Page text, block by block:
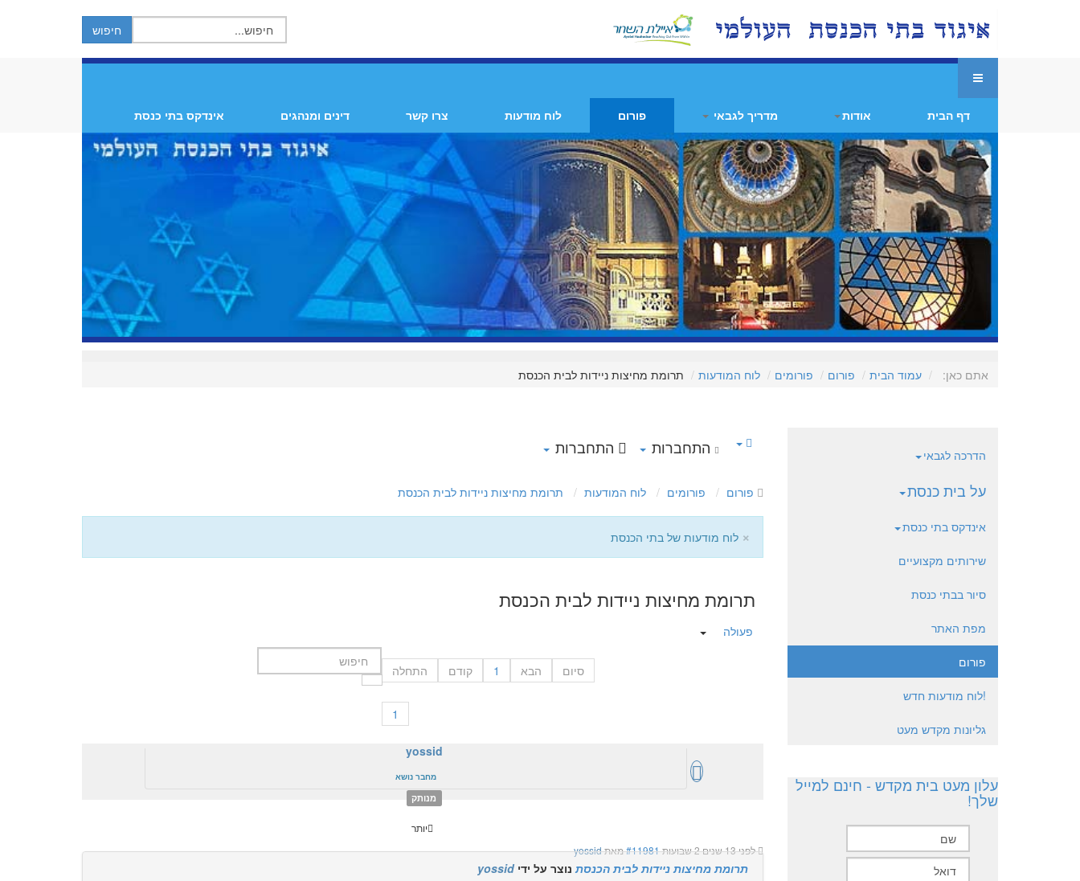
דף הבית אודות מדריך לגבאי פורום לוח מודעות צרו קשר דינים ומנהגים אינדקס בתי כנסת
אתם כאן: עמוד הבית פורום פורומים לוח המודעות תרומת מחיצות ניידות לבית הכנסת
התחברות התחברות
פורום פורומים לוח המודעות תרומת מחיצות ניידות לבית הכנסת
× לוח מודעות של בתי הכנסת
תרומת מחיצות ניידות לבית הכנסת
פעולה
התחלה קודם 1 הבא סיום
1
yossid
מחבר נושא
מנותק
יותר
לפני 13 שנים 2 שבועות
#11981מאתyossid
תרומת מחיצות ניידות לבית הכנסתנוצר על ידיyossid
הדרכה לגבאי
על בית כנסת
אינדקס בתי כנסת
שירותים מקצועיים
סיור בבתי כנסת
מפת האתר
פורום
!לוח מודעות חדש
גליונות מקדש מעט
עלון מעט בית מקדש - חינם למייל
שלך!